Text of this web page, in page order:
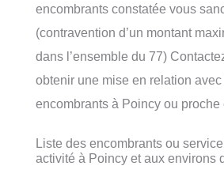
encombrants constatée vous
(contravention d’un montant
dans l’ensemble du 77)
obtenir une mise en relation
encombrants à Poincy ou proche
Liste des encombrants ou
activité à Poincy et aux environs